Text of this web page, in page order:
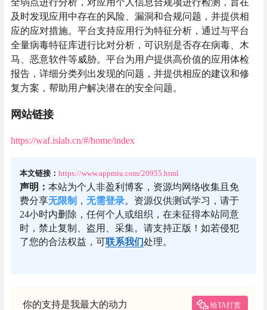
全弱点进行分析，对应用个人信息合规项进行检测，旨在
及时发现应用中存在的风险、漏洞和合规问题，并提供相
应的应对措施。平台支持应用行为特征分析，通过与平台
全量病毒特征库进行比对分析，可识别是否存在病毒、木
马、恶意软件等威胁。平台为用户提供高价值的应用体检
报告，详细分类列出发现的问题，并提供相应的建议和修
复方案，帮助用户解决潜在的安全问题。
网站链接
https://waf.islab.cn/#/home/index
本文链接： https://www.appmiu.com/20955.html
声明： 本站为个人非盈利博客，资源均网络收集且免
费分享无限制 ， 无需登录。资源仅供测试学习，请于
24小时内删除，任何个人或组织，在未征得本站同意
时，禁止复制、盗用、采集。请支持正版！如若侵犯
了您的合法权益，可联系我们处理。
你的支持是我最大的动力 给TA打赏